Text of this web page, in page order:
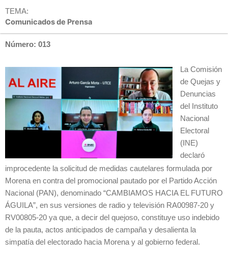
TEMA:
Comunicados de Prensa
Número: 013
La Comisión
de Quejas y
Denuncias
del Instituto
Nacional
Electoral
(INE)
declaró
improcedente la solicitud de medidas cautelares formulada por
Morena en contra del promocional pautado por el Partido Acción
Nacional (PAN), denominado “CAMBIAMOS HACIA EL FUTURO
ÁGUILA”, en sus versiones de radio y televisión RA00987-20 y
RV00805-20 ya que, a decir del quejoso, constituye uso indebido
de la pauta, actos anticipados de campaña y desalienta la
simpatía del electorado hacia Morena y al gobierno federal.